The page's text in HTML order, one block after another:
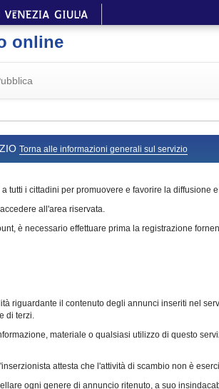
online
Torna alle informazioni generali sul servizio
tutti i cittadini per promuovere e favorire la
all'area riservata.
è necessario effettuare prima la registrazione
riguardante il contenuto degli annunci inseriti nel
di terzi.
materiale o qualsiasi utilizzo di questo
attesta che l'attività di scambio non è
ogni genere di annuncio ritenuto, a suo